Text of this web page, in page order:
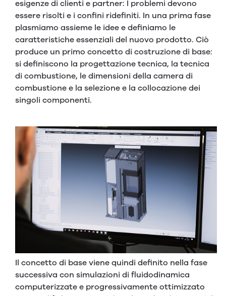
esigenze di clienti e partner: I problemi devono
essere risolti e i confini ridefiniti. In una prima fase
plasmiamo assieme le idee e definiamo le
caratteristiche essenziali del nuovo prodotto. Ciò
produce un primo concetto di costruzione di base:
si definiscono la progettazione tecnica, la tecnica
di combustione, le dimensioni della camera di
combustione e la selezione e la collocazione dei
singoli componenti.
Il concetto di base viene quindi definito nella fase
successiva con simulazioni di fluidodinamica
computerizzate e progressivamente ottimizzato